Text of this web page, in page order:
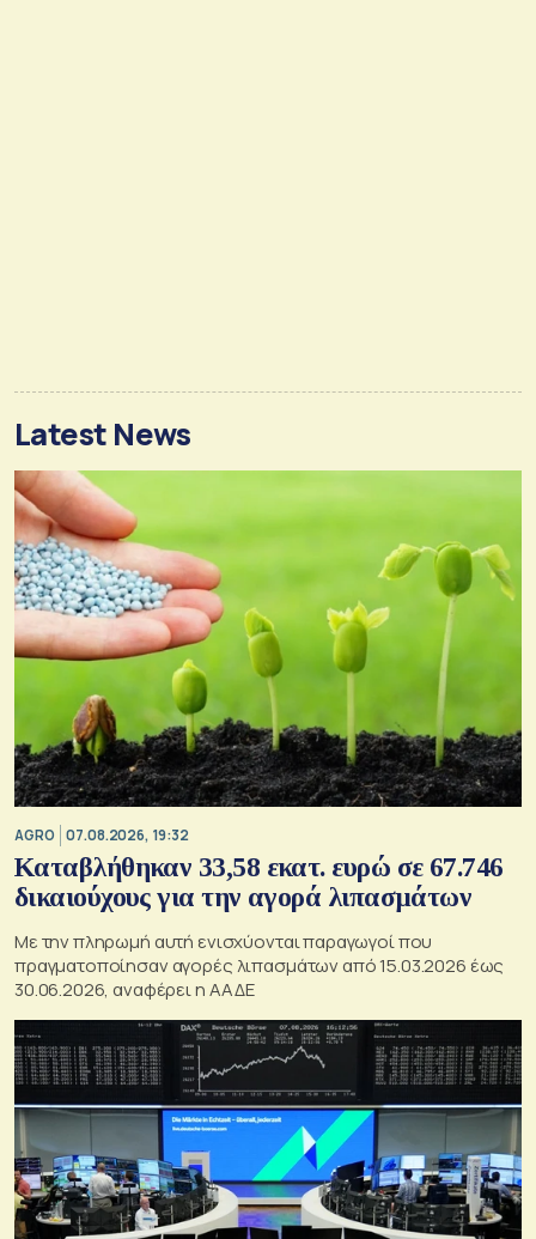
Latest News
AGRO 07.08.2026, 19:32
Καταβλήθηκαν 33,58 εκατ. ευρώ σε 67.746
δικαιούχους για την αγορά λιπασμάτων
Με την πληρωμή αυτή ενισχύονται παραγωγοί που
πραγματοποίησαν αγορές λιπασμάτων από 15.03.2026 έως
30.06.2026, αναφέρει η ΑΑΔΕ